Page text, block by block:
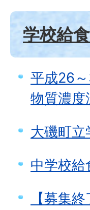
学校給食
平成26
物質濃度
大磯町
中学校給
【募集